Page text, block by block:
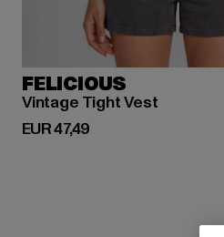
FELICIOUS
Vintage Tight Vest
EUR 47,49
Derzeitiger Preis: EUR 47,49